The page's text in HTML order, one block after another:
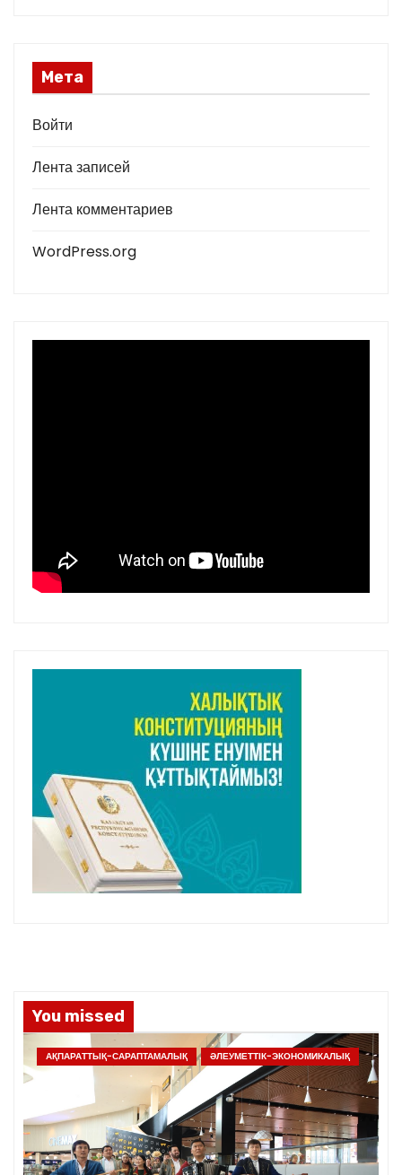
Мета
Войти
Лента записей
Лента комментариев
WordPress.org
You missed
АҚПАРАТТЫҚ-САРАПТАМАЛЫҚ ӘЛЕУМЕТТІК-ЭКОНОМИКАЛЫҚ